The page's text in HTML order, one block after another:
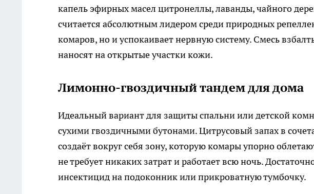
капель эфирных масел цитронеллы, лаванды, чайного
считается абсолютным лидером среди природных
комаров, но и успокаивает нервную систему. Смесь
наносят на открытые участки кожи.
Лимонно-гвоздичный тандем для дома
Идеальный вариант для защиты спальни или детской
сухими гвоздичными бутонами. Цитрусовый запах в
создаёт вокруг себя зону, которую комары упорно
не требует никаких затрат и работает всю ночь.
инсектицид на подоконник или прикроватную тумбочку.